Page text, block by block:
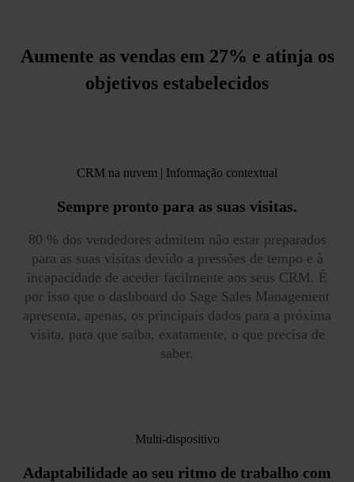
Aumente as vendas em 27% e atinja os
objetivos estabelecidos
CRM na nuvem | Informação contextual
Sempre pronto para as suas visitas.
80 % dos vendedores admitem não estar preparados
para as suas visitas devido a pressões de tempo e à
incapacidade de aceder facilmente aos seus CRM. É
por isso que o dashboard do Sage Sales Management
apresenta, apenas, os principais dados para a próxima
visita, para que saiba, exatamente, o que precisa de
saber.
Multi-dispositivo
Adaptabilidade ao seu ritmo de trabalho com